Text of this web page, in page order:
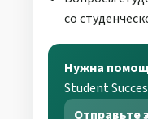
со
Нужна
Student
Отправьте